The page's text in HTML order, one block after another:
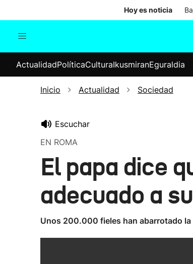
Hoy es noticia
Internacional
Elecciones
ActualidadPolíticaCulturaIkusmiranEguraldia
Inicio Actualidad Sociedad
Escuchar
EN ROMA
El papa dice
adecuado a
Unos 200.000 fieles han abarrotado